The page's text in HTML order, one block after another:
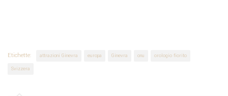
Etichette: attrazioni Ginevra europa Ginevra onu
orologio fiorito
Svizzera